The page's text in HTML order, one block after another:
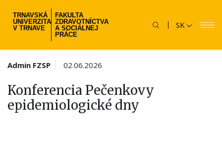
hlavný
TRNAVSKÁ
UNIVERZITA
V TRNAVE
FAKULTA
ZDRAVOTNÍCTVA
A SOCIÁLNEJ
PRÁCE
SK
Admin FZSP 02.06.2026
Konferencia Pečenkovy
epidemiologické dny